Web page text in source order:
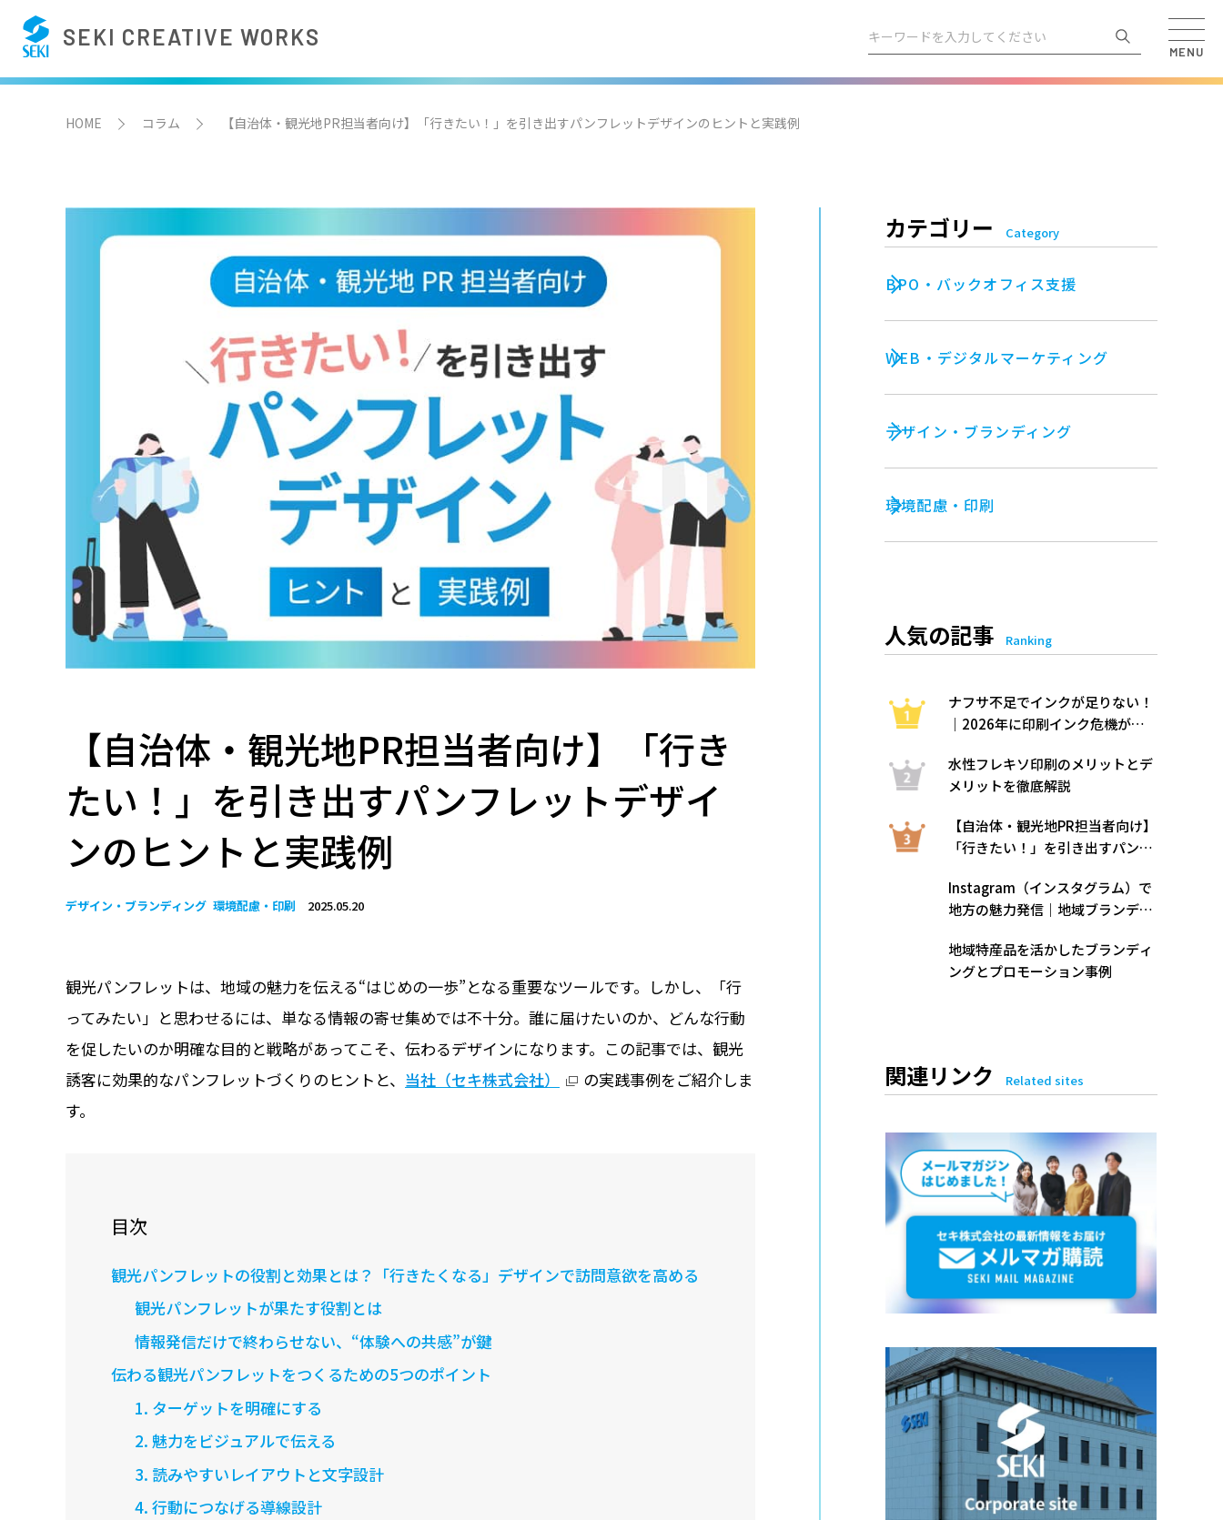
SEKI CREATIVE WORKS
MENU
HOME コラム 【自治体・観光地PR担当者向け】「行きたい！」を引き出すパンフレットデザインのヒントと実践例
【自治体・観光地PR担当者向け】「行き
たい！」を引き出すパンフレットデザイ
ンのヒントと実践例
デザイン・ブランディング 環境配慮・印刷 2025.05.20
観光パンフレットは、地域の魅力を伝える“はじめの一歩”となる重要なツールです。しかし、「行
ってみたい」と思わせるには、単なる情報の寄せ集めでは不十分。誰に届けたいのか、どんな行動
を促したいのか――明確な目的と戦略があってこそ、伝わるデザインになります。この記事では、観光
誘客に効果的なパンフレットづくりのヒントと、 当社（セキ株式会社）
の実践事例をご紹介しま
す。
目次
観光パンフレットの役割と効果とは？「行きたくなる」デザインで訪問意欲を高める
観光パンフレットが果たす役割とは
情報発信だけで終わらせない、“体験への共感”が鍵
伝わる観光パンフレットをつくるための5つのポイント
1. ターゲットを明確にする
2. 魅力をビジュアルで伝える
3. 読みやすいレイアウトと文字設計
4. 行動につなげる導線設計
カテゴリー Category
BPO・バックオフィス支援
WEB・デジタルマーケティング
デザイン・ブランディング
環境配慮・印刷
人気の記事 Ranking
ナフサ不足でインクが足りない！
｜2026年に印刷インク危機が起
策をわかりやすく解説
水性フレキソ印刷のメリットとデ
メリットを徹底解説
【自治体・観光地PR担当者向け】
「行きたい！」を引き出すパンフ
Instagram（インスタグラム）で
地方の魅力発信｜地域ブランディ
始め方
地域特産品を活かしたブランディ
ングとプロモーション事例
関連リンク Related sites